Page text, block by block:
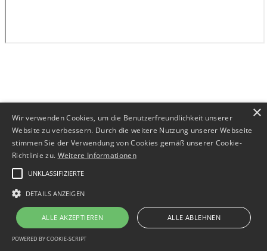
Wir verwenden Cookies, um die Benutzerfreundlichkeit unserer
Website zu verbessern. Durch die weitere Nutzung unserer Webseite
stimmen Sie der Verwendung von Cookies gemäß unserer Cookie-
Richtlinie zu. Weitere Informationen
UNKLASSIFIZIERTE
DETAILS ANZEIGEN
ALLE AKZEPTIEREN ALLE ABLEHNEN
POWERED BY COOKIE-SCRIPT
×